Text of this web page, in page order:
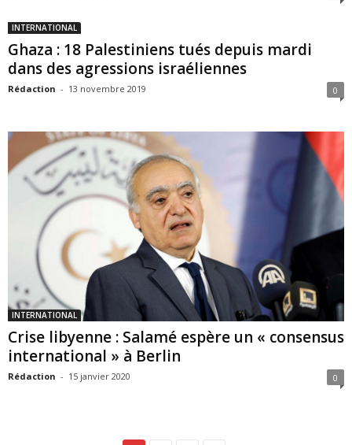
INTERNATIONAL
Ghaza : 18 Palestiniens tués depuis mardi
dans des agressions israéliennes
Rédaction - 13 novembre 2019 0
INTERNATIONAL
Crise libyenne : Salamé espère un « consensus
international » à Berlin
Rédaction - 15 janvier 2020 0